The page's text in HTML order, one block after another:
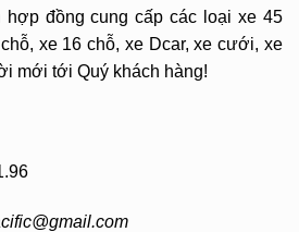
hợp đồng cung cấp các loại xe 45
xe 16 chỗ, xe Dcar, xe cưới, xe
mới tới Quý khách hàng!